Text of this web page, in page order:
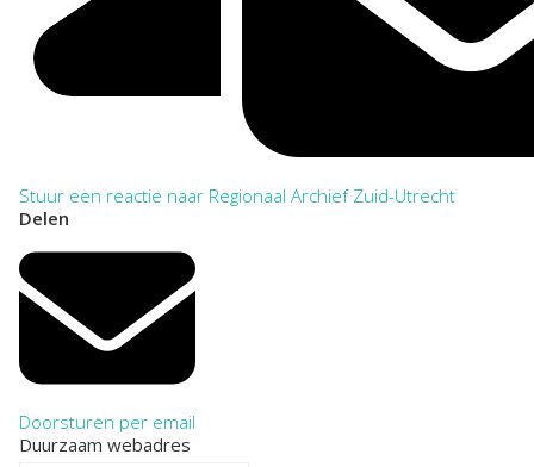
Stuur een reactie naar Regionaal Archief Zuid-Utrecht
Delen
Doorsturen per email
Duurzaam webadres